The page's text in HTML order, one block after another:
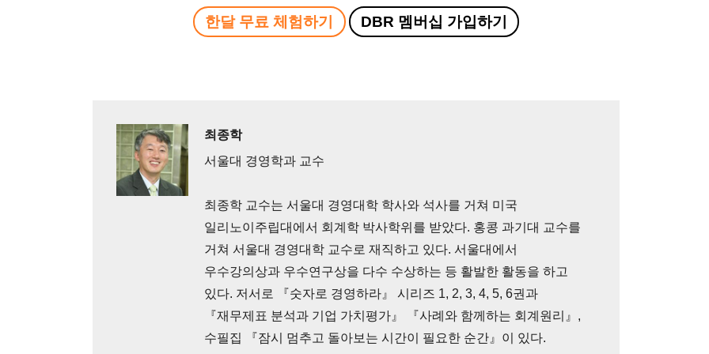
한달 무료 체험하기 DBR 멤버십 가입하기
최종학
서울대 경영학과 교수
최종학 교수는 서울대 경영대학 학사와 석사를 거쳐 미국
일리노이주립대에서 회계학 박사학위를 받았다. 홍콩 과기대 교수를
거쳐 서울대 경영대학 교수로 재직하고 있다. 서울대에서
우수강의상과 우수연구상을 다수 수상하는 등 활발한 활동을 하고
있다. 저서로 『숫자로 경영하라』 시리즈 1, 2, 3, 4, 5, 6권과
『재무제표 분석과 기업 가치평가』 『사례와 함께하는 회계원리』,
수필집 『잠시 멈추고 돌아보는 시간이 필요한 순간』이 있다.